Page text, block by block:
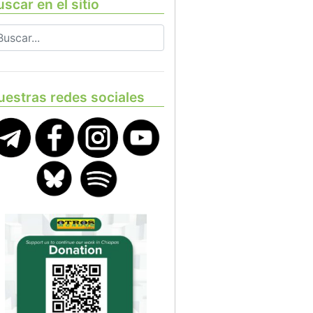
en el sitio
redes sociales